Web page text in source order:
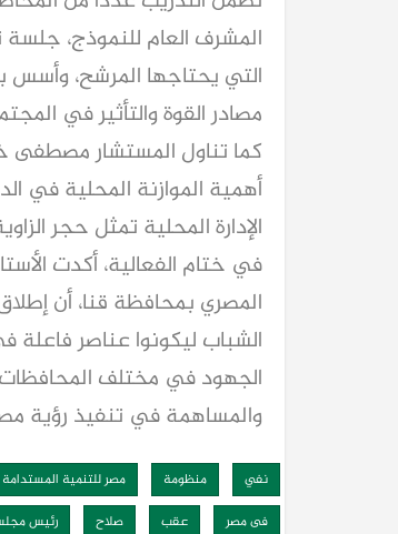
المشرف العام للنموذج، جلسة
التي يحتاجها المرشح، وأسس
مصادر القوة والتأثير في
كما تناول المستشار مصطفى
أهمية الموازنة المحلية في
الإدارة المحلية تمثل حجر
في ختام الفعالية، أكدت
المصري بمحافظة قنا، أن
الشباب ليكونوا عناصر
الجهود في مختلف المحافظات
والمساهمة في تنفيذ رؤية
نفي منظومة مصر للتنمية المستدامة
فى مصر
عقب صلاح رئيس